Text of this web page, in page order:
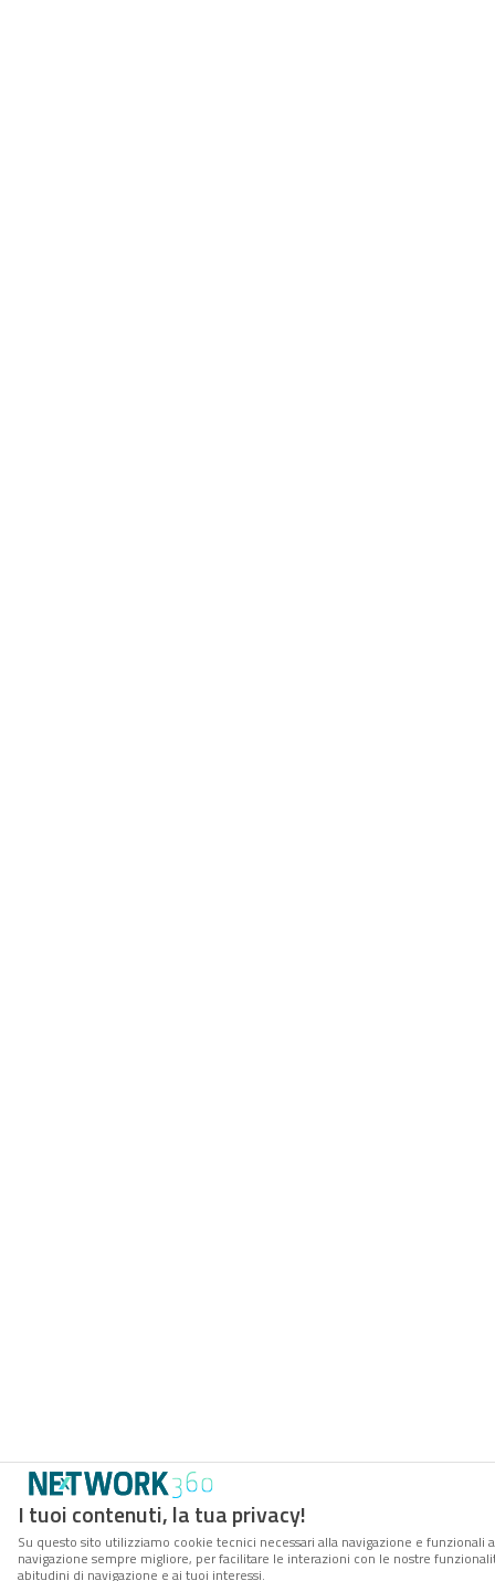
I tuoi contenuti, la tua privacy!
Su questo sito utilizziamo cookie tecnici necessari alla navigazione e
navigazione sempre migliore, per facilitare le interazioni con le nostre
abitudini di navigazione e ai tuoi interessi.